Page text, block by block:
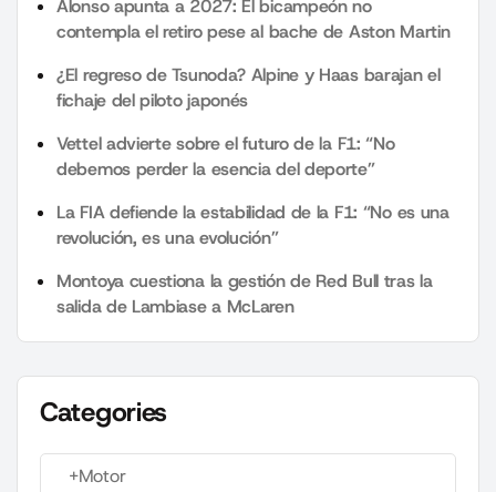
Alonso apunta a 2027: El bicampeón no
contempla el retiro pese al bache de Aston Martin
¿El regreso de Tsunoda? Alpine y Haas barajan el
fichaje del piloto japonés
Vettel advierte sobre el futuro de la F1: “No
debemos perder la esencia del deporte”
La FIA defiende la estabilidad de la F1: “No es una
revolución, es una evolución”
Montoya cuestiona la gestión de Red Bull tras la
salida de Lambiase a McLaren
Categories
+Motor